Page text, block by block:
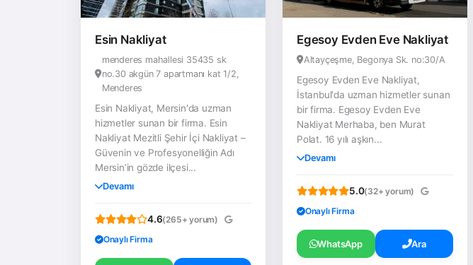
Esin Nakliyat
menderes mahallesi 35435 sk
no.30 akgün 7 apartmanı kat 1/2,
Menderes
Esin Nakliyat, Mersin'da uzman
hizmetler sunan bir firma. Esin
Nakliyat Mezitli Şehir İçi Nakliyat –
Güvenin ve Profesyonelliğin Adı
Mersin’in gözde ilçesi...
Devamı
4.6(265+ yorum)
Onaylı Firma
Egesoy Evden Eve Nakliyat
Altayçeşme, Begonya Sk. no:30/A
Egesoy Evden Eve Nakliyat,
İstanbul'da uzman hizmetler sunan
bir firma. Egesoy Evden Eve
Nakliyat Merhaba, ben Murat
Polat. 16 yılı aşkın...
Devamı
5.0(32+ yorum)
Onaylı Firma
WhatsApp Ara